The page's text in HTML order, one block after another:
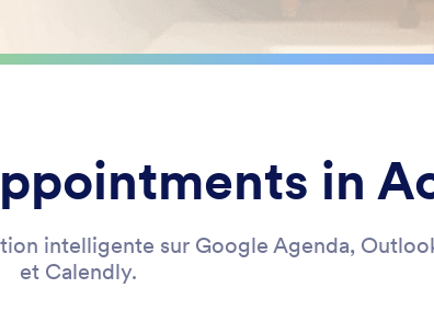
in
intelligente sur Google Agenda,
et Calendly.